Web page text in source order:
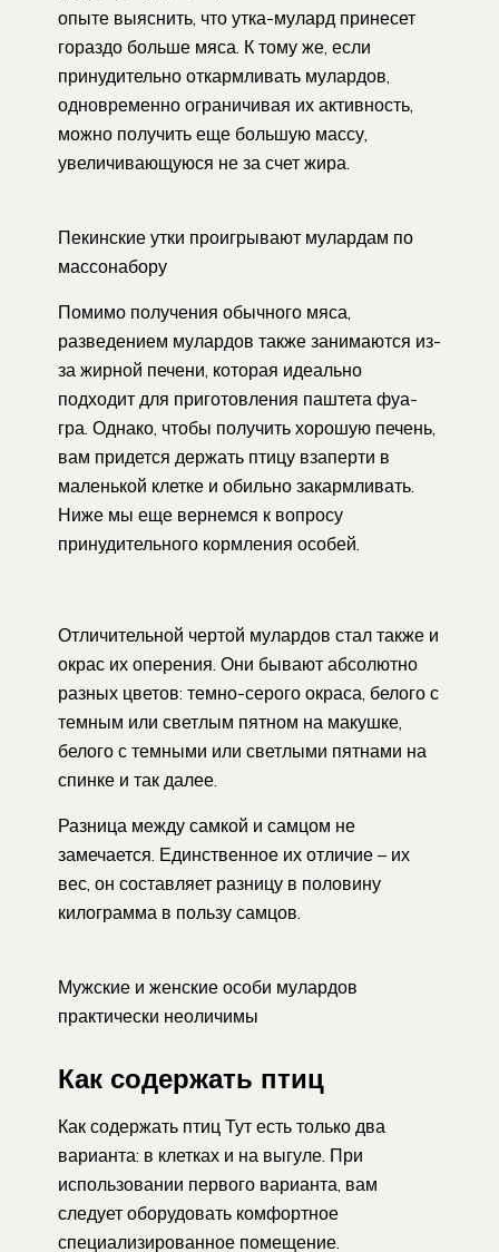
опыте выяснить, что утка-мулард принесет
гораздо больше мяса. К тому же, если
принудительно откармливать мулардов,
одновременно ограничивая их активность,
можно получить еще большую массу,
увеличивающуюся не за счет жира.
Пекинские утки проигрывают мулардам по
массонабору
Помимо получения обычного мяса,
разведением мулардов также занимаются из-
за жирной печени, которая идеально
подходит для приготовления паштета фуа-
гра. Однако, чтобы получить хорошую печень,
вам придется держать птицу взаперти в
маленькой клетке и обильно закармливать.
Ниже мы еще вернемся к вопросу
принудительного кормления особей.
Отличительной чертой мулардов стал также и
окрас их оперения. Они бывают абсолютно
разных цветов: темно-серого окраса, белого с
темным или светлым пятном на макушке,
белого с темными или светлыми пятнами на
спинке и так далее.
Разница между самкой и самцом не
замечается. Единственное их отличие – их
вес, он составляет разницу в половину
килограмма в пользу самцов.
Мужские и женские особи мулардов
практически неоличимы
Как содержать птиц
Как содержать птиц Тут есть только два
варианта: в клетках и на выгуле. При
использовании первого варианта, вам
следует оборудовать комфортное
специализированное помещение.